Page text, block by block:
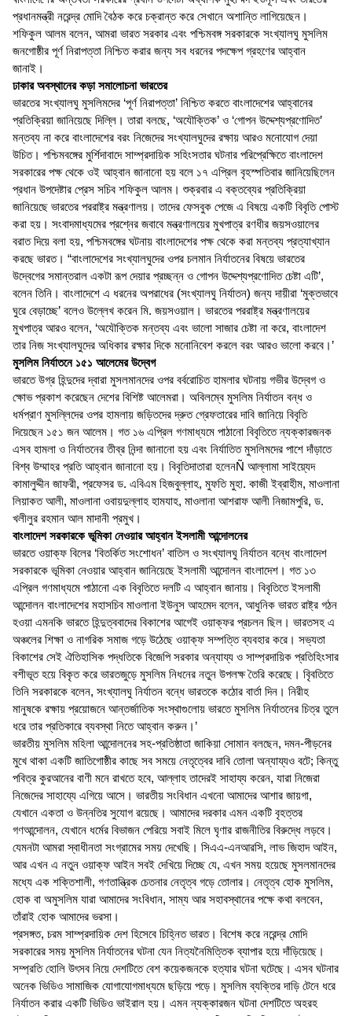
প্রধানমন্ত্রী নরেন্দ্র মোদি বৈঠক করে চক্রান্ত করে সেখানে অশান্তি লাগিয়েছেন।
শফিকুল আলম বলেন, আমরা ভারত সরকার এবং পশ্চিমবঙ্গ সরকারকে সংখ্যালঘু মুসলিম
জনগোষ্ঠীর পূর্ণ নিরাপত্তা নিশ্চিত করার জন্য সব ধরনের পদক্ষেপ গ্রহণের আহ্বান
জানাই।
ঢাকার অবস্থানের কড়া সমালোচনা ভারতের
ভারতের সংখ্যালঘু মুসলিমদের ‘পূর্ণ নিরাপত্তা’ নিশ্চিত করতে বাংলাদেশের আহ্বানের
প্রতিক্রিয়া জানিয়েছে দিল্লি। তারা বলছে, ‘অযৌক্তিক’ ও ‘গোপন উদ্দেশ্যপ্রণোদিত’
মন্তব্য না করে বাংলাদেশের বরং নিজেদের সংখ্যালঘুদের রক্ষায় আরও মনোযোগ দেয়া
উচিত। পশ্চিমবঙ্গের মুর্শিদাবাদে সাম্প্রদায়িক সহিংসতার ঘটনার পরিপ্রেক্ষিতে বাংলাদেশ
সরকারের পক্ষ থেকে ওই আহ্বান জানানো হয় বলে ১৭ এপ্রিল বৃহস্পতিবার জানিয়েছিলেন
প্রধান উপদেষ্টার প্রেস সচিব শফিকুল আলম। শুক্রবার এ বক্তব্যের প্রতিক্রিয়া
জানিয়েছে ভারতের পররাষ্ট্র মন্ত্রণালয়। তাদের ফেসবুক পেজে এ বিষয়ে একটি বিবৃতি পোস্ট
করা হয়। সংবাদমাধ্যমের প্রশ্নের জবাবে মন্ত্রণালয়ের মুখপাত্র রণধীর জয়সওয়ালের
বরাত দিয়ে বলা হয়, পশ্চিমবঙ্গের ঘটনায় বাংলাদেশের পক্ষ থেকে করা মন্তব্য প্রত্যাখ্যান
করছে ভারত। “বাংলাদেশের সংখ্যালঘুদের ওপর চলমান নির্যাতনের বিষয়ে ভারতের
উদ্বেগের সমান্তরাল একটা রূপ দেয়ার প্রচ্ছন্ন ও গোপন উদ্দেশ্যপ্রণোদিত চেষ্টা এটি’,
বলেন তিনি। বাংলাদেশে এ ধরনের অপরাধের (সংখ্যালঘু নির্যাতন) জন্য দায়ীরা ‘মুক্তভাবে
ঘুরে বেড়াচ্ছে’ বলেও উল্লেখ করেন মি. জয়সওয়াল। ভারতের পররাষ্ট্র মন্ত্রণালয়ের
মুখপাত্র আরও বলেন, ‘অযৌক্তিক মন্তব্য এবং ভালো সাজার চেষ্টা না করে, বাংলাদেশ
তার নিজ সংখ্যালঘুদের অধিকার রক্ষার দিকে মনোনিবেশ করলে বরং আরও ভালো করবে।’
মুসলিম নির্যাতনে ১৫১ আলেমের উদ্বেগ
ভারতে উগ্র হিন্দুদের দ্বারা মুসলমানদের ওপর বর্বরোচিত হামলার ঘটনায় গভীর উদ্বেগ ও
ক্ষোভ প্রকাশ করেছেন দেশের বিশিষ্ট আলেমরা। অবিলম্বে মুসলিম নির্যাতন বন্ধ ও
ধর্মপ্রাণ মুসল্লিদের ওপর হামলায় জড়িতদের দ্রুত গ্রেফতারের দাবি জানিয়ে বিবৃতি
দিয়েছেন ১৫১ জন আলেম। গত ১৬ এপ্রিল গণমাধ্যমে পাঠানো বিবৃতিতে ন্যক্কারজনক
এসব হামলা ও নির্যাতনের তীব্র নিন্দা জানানো হয় এবং নির্যাতিত মুসলিমদের পাশে দাঁড়াতে
বিশ্ব উম্মাহর প্রতি আহ্বান জানানো হয়। বিবৃতিদাতারা হলেনÑ আল্লামা সাইয়্যেদ
কামালুদ্দীন জাফরী, প্রফেসর ড. এবিএম হিজবুল্লাহ, মুফতি মুহা. কাজী ইব্রাহীম, মাওলানা
লিয়াকত আলী, মাওলানা ওবায়দুল্লাহ হামযাহ, মাওলানা আশরাফ আলী নিজামপুরি, ড.
খলীলুর রহমান আল মাদানী প্রমুখ।
বাংলাদেশ সরকারকে ভূমিকা নেওয়ার আহ্বান ইসলামী আন্দোলনের
ভারতে ওয়াক্ফ বিলের ‘বিতর্কিত সংশোধন’ বাতিল ও সংখ্যালঘু নির্যাতন বন্ধে বাংলাদেশ
সরকারকে ভূমিকা নেওয়ার আহ্বান জানিয়েছে ইসলামী আন্দোলন বাংলাদেশ। গত ১৩
এপ্রিল গণমাধ্যমে পাঠানো এক বিবৃতিতে দলটি এ আহ্বান জানায়। বিবৃতিতে ইসলামী
আন্দোলন বাংলাদেশের মহাসচিব মাওলানা ইউনুস আহমেদ বলেন, আধুনিক ভারত রাষ্ট্র গঠন
হওয়া এমনকি ভারতে হিন্দুত্ববাদের বিকাশের আগেই ওয়াক্ফর প্রচলন ছিল। ভারতসহ এ
অঞ্চলের শিক্ষা ও নাগরিক সমাজ গড়ে উঠেছে ওয়াক্ফ সম্পত্তি ব্যবহার করে। সভ্যতা
বিকাশের সেই ঐতিহাসিক পদ্ধতিকে বিজেপি সরকার অন্যায্য ও সাম্প্রদায়িক প্রতিহিংসার
বশীভূত হয়ে বিকৃত করে ভারতজুড়ে মুসলিম নিধনের নতুন উপলক্ষ তৈরি করেছে। বিৃবতিতে
তিনি সরকারকে বলেন, সংখ্যালঘু নির্যাতন বন্ধে ভারতকে কঠোর বার্তা দিন। নিরীহ
মানুষকে রক্ষায় প্রয়োজনে আন্তর্জাতিক সংস্থাগুলোয় ভারতে মুসলিম নির্যাতনের চিত্র তুলে
ধরে তার প্রতিকারে ব্যবস্থা নিতে আহ্বান করুন।’
ভারতীয় মুসলিম মহিলা আন্দোলনের সহ-প্রতিষ্ঠাতা জাকিয়া সোমান বলছেন, দমন-পীড়নের
মুখে থাকা একটি জাতিগোষ্ঠীর কাছে সব সময়ে নেতৃত্বের দাবি তোলা অন্যায্যও বটে; কিন্তু
পবিত্র কুরআনের বাণী মনে রাখতে হবে, আল্লাহ তাদেরই সাহায্য করেন, যারা নিজেরা
নিজেদের সাহায্যে এগিয়ে আসে। ভারতীয় সংবিধান এখনো আমাদের আশার জায়গা,
যেখানে একতা ও উন্নতির সুযোগ রয়েছে। আমাদের দরকার এমন একটি বৃহত্তর
গণআন্দোলন, যেখানে ধর্মের বিভাজন পেরিয়ে সবাই মিলে ঘৃণার রাজনীতির বিরুদ্ধে লড়বে।
যেমনটা আমরা স্বাধীনতা সংগ্রামের সময় দেখেছি। সিএএ-এনআরসি, লাভ জিহাদ আইন,
আর এখন এ নতুন ওয়াক্ফ আইন সবই দেখিয়ে দিচ্ছে যে, এখন সময় হয়েছে মুসলমানদের
মধ্যে এক শক্তিশালী, গণতান্ত্রিক চেতনার নেতৃত্ব গড়ে তোলার। নেতৃত্ব হোক মুসলিম,
হোক বা অমুসলিম যারা আমাদের সংবিধান, সাম্য আর সহাবস্থানের পক্ষে কথা বলবেন,
তাঁরাই হোক আমাদের ভরসা।
প্রসঙ্গত, চরম সাম্প্রদায়িক দেশ হিসেবে চিহ্নিত ভারত। বিশেষ করে নরেন্দ্র মোদি
সরকারের সময় মুসলিম নির্যাতনের ঘটনা যেন নিত্যনৈমিত্তিক ব্যাপার হয়ে দাঁড়িয়েছে।
সম্প্রতি হোলি উৎসব নিয়ে দেশটিতে বেশ কয়েকজনকে হত্যার ঘটনা ঘটেছে। এসব ঘটনার
অনেক ভিডিও সামাজিক যোগাযোগমাধ্যমে ছড়িয়ে পড়ে। মুসলিম ব্যক্তির দাড়ি টেনে ধরে
নির্যাতন করার একটি ভিডিও ভাইরাল হয়। এমন ন্যক্কারজন ঘটনা দেশটিতে অহরহ